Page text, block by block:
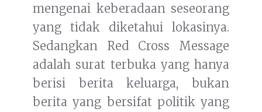
mengenai keberadaan seseorang
yang tidak diketahui lokasinya.
Sedangkan Red Cross Message
adalah surat terbuka yang hanya
berisi berita keluarga, bukan
berita yang bersifat politik yang